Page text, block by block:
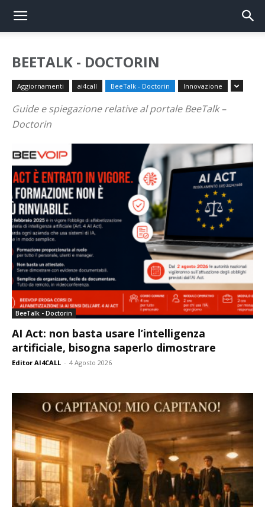
BEETALK - DOCTORIN
Aggiornamenti ai4call BeeTalk - Doctorin Innovazione
Guide e spiegazione relative al portale BeeTalk –
Doctorin
BeeTalk - Doctorin
AI Act: non basta usare l’intelligenza
artificiale, bisogna saperlo dimostrare
Editor AI4CALL - 4 Agosto 2026